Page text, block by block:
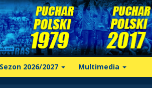
Sezon 2026/2027 Multimedia